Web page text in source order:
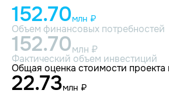
152.70млн ₽
Объем финансовых потребностей
152.70млн ₽
Фактический объем инвестиций
Общая оценка стоимости
22.73млн ₽